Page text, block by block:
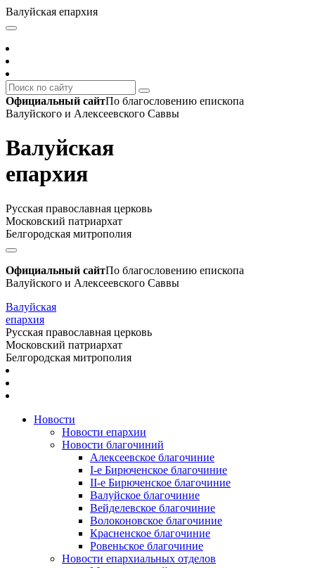
Валуйская епархия
Официальный сайтПо благословению епископа
Валуйского и Алексеевского Саввы
Валуйская
епархия
Русская православная церковь
Московский патриархат
Белгородская митрополия
Официальный сайтПо благословению епископа
Валуйского и Алексеевского Саввы
Валуйская
епархия
Русская православная церковь
Московский патриархат
Белгородская митрополия
Новости
Новости епархии
Новости благочиний
Алексеевское благочиние
I-е Бирюченское благочиние
II-е Бирюченское благочиние
Валуйское благочиние
Вейделевское благочиние
Волоконовское благочиние
Красненское благочиние
Ровеньское благочиние
Новости епархиальных отделов